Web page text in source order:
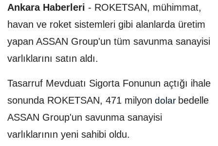
Ankara Haberleri - ROKETSAN, mühimmat,
havan ve roket sistemleri gibi alanlarda üretim
yapan ASSAN Group'un tüm savunma sanayisi
varlıklarını satın aldı.
Tasarruf Mevduatı Sigorta Fonunun açtığı ihale
sonunda ROKETSAN, 471 milyon dolar bedelle
ASSAN Group'un savunma sanayisi
varlıklarının yeni sahibi oldu.